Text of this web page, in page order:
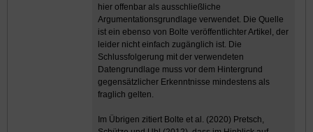
hier offenbar als ausschließliche
Argumentationsgrundlage verwendet. Die Quelle
ist ein ebenso von Bolte veröffentlichter Artikel, der
leider nicht einfach zugänglich ist. Die
Schlussfolgerung mit der verwendeten
Datengrundlage muss vor dem Hintergrund
gegensätzlicher Erkenntnisse mindestens als
fraglich gelten.
Im Übrigen zitiert Bolte et al. (2020) Pretsch,